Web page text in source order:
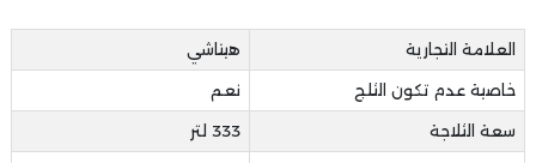
العلامة التجارية هيتاشي
خاصية عدم تكون الثلج نعم
سعة الثلاجة 333 لتر